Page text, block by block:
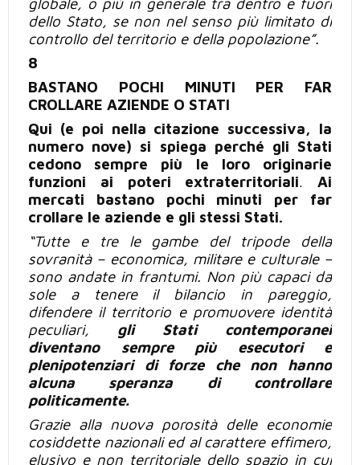
dello Stato, se non nel senso più limitato di
controllo del territorio e della popolazione”.
8
BASTANO POCHI MINUTI PER FAR
CROLLARE AZIENDE O STATI
Qui (e poi nella citazione successiva, la
numero nove) si spiega perché gli Stati
cedono sempre più le loro originarie
funzioni ai poteri extraterritoriali. Ai
mercati bastano
pochi minuti per far
crollare le aziende e gli stessi Stati.
“Tutte e tre le gambe del tripode della
sovranità – economica, militare e culturale –
sono andate in frantumi. Non più capaci da
sole a tenere il bilancio in pareggio,
difendere il territorio e promuovere identità
peculiari, gli Stati contemporanei
diventano sempre
più esecutori e
plenipotenziari di forze che non hanno
alcuna speranza di controllare
politicamente.
Grazie alla nuova porosità delle economie
cosiddette nazionali ed al carattere effimero,
elusivo e non territoriale dello spazio in cui